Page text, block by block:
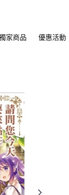
家商品 優惠活動